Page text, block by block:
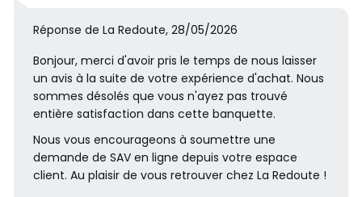
Réponse de La Redoute, 28/05/2026
Bonjour, merci d'avoir pris le temps de nous laisser
un avis à la suite de votre expérience d'achat. Nous
sommes désolés que vous n'ayez pas trouvé
entière satisfaction dans cette banquette.
Nous vous encourageons à soumettre une
demande de SAV en ligne depuis votre espace
client. Au plaisir de vous retrouver chez La Redoute !